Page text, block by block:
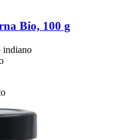
Bio, 100 g
indiano